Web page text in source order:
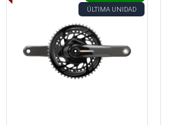
ÚLTIMA UNIDAD